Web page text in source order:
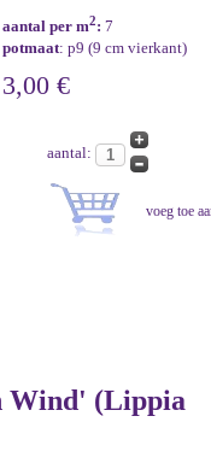
aantal per m2: 7
potmaat: p9 (9 cm vierkant)
3,00 €
aantal:
Wind' (Lippia